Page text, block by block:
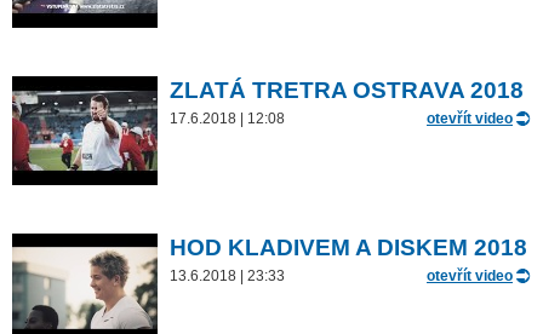
ZLATÁ TRETRA OSTRAVA 2018
17.6.2018 | 12:08 otevřít video
HOD KLADIVEM A DISKEM 2018
13.6.2018 | 23:33 otevřít video